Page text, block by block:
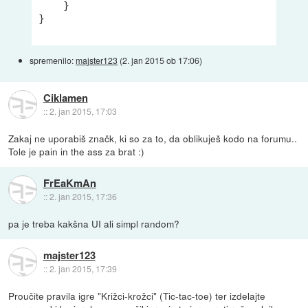
    }
}
spremenilo:majster123 (2. jan 2015 ob 17:06)
Ciklamen
::2. jan 2015, 17:03
Zakaj ne uporabiš značk, ki so za to, da oblikuješ kodo na forumu..
Tole je pain in the ass za brat :)
FrEaKmAn
::2. jan 2015, 17:36
pa je treba kakšna UI ali simpl random?
majster123
::2. jan 2015, 17:39
Proučite pravila igre "Križci-krožci" (Tic-tac-toe) ter izdelajte